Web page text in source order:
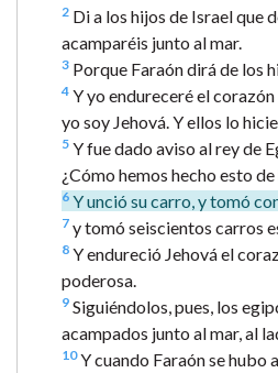
2 Di a los hijos de Israel que
acamparéis junto al mar.
3 Porque Faraón dirá de los
4 Y yo endureceré el
yo soy Jehová. Y ellos lo
5 Y fue dado aviso al rey de
¿Cómo hemos hecho esto
6 Y unció su carro, y tomó
7 y tomó seiscientos carros
8 Y endureció Jehová el
poderosa.
9 Siguiéndolos, pues, los
acampados junto al mar, al
10Y cuando Faraón se hubo